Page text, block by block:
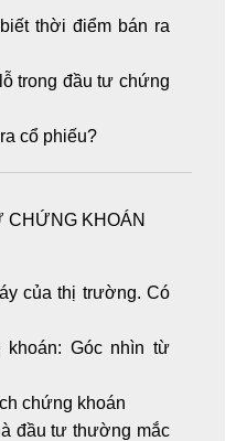
thời điểm bán ra
trong đầu tư chứng
cổ phiếu?
CHỨNG KHOÁN
của thị trường. Có
khoán: Góc nhìn từ
chứng khoán
đầu tư thường mắc